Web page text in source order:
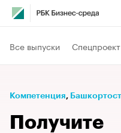
Все выпуски Спецпроект
Компетенция⁠,
Получите